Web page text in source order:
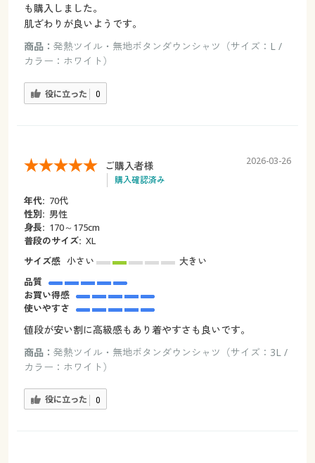
も購入しました。
肌ざわりが良いようです。
商品： 発熱ツイル・無地ボタンダウンシャツ（サイズ：L /
カラー：ホワイト）
役に立った 0
ご購入者様
購入確認済み
2026-03-26
年代: 70代
性別: 男性
身長: 170～175cm
普段のサイズ: XL
サイズ感 小さい
大きい
品質
お買い得感
使いやすさ
値段が安い割に高級感もあり着やすさも良いです。
商品： 発熱ツイル・無地ボタンダウンシャツ（サイズ：3L /
カラー：ホワイト）
役に立った 0